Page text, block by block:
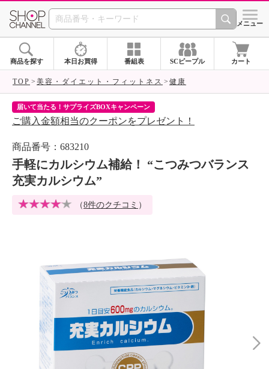
SHOP CHANNEL シメニュー
商品を探す 本日お買得 番組表 SCピープル カート
TOP 美容・ダイエット・フィットネス 健康
届いて当たる！サプライズBOXキャンペーン
ご購入金額相当のクーポンをプレゼント！
商品番号：683210
手軽にカルシウム補給！ “こつみつバランス
充実カルシウム”
（8件のクチコミ ）